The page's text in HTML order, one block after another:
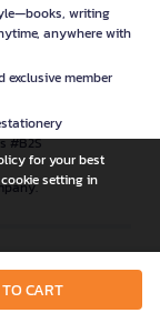
CART
writing
anywhere with
exclusive member
#B2S
for your best
setting in